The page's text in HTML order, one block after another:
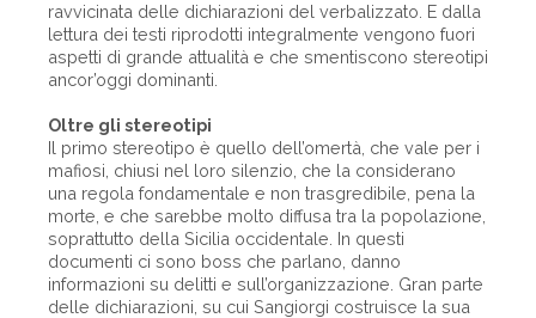
ravvicinata delle dichiarazioni del verbalizzato. E dalla
lettura dei testi riprodotti integralmente vengono fuori
aspetti di grande attualità e che smentiscono stereotipi
ancor’oggi dominanti.
Oltre gli stereotipi
Il primo stereotipo è quello dell’omertà, che vale per i
mafiosi, chiusi nel loro silenzio, che la considerano
una regola fondamentale e non trasgredibile, pena la
morte, e che sarebbe molto diffusa tra la popolazione,
soprattutto della Sicilia occidentale. In questi
documenti ci sono boss che parlano, danno
informazioni su delitti e sull’organizzazione. Gran parte
delle dichiarazioni, su cui Sangiorgi costruisce la sua